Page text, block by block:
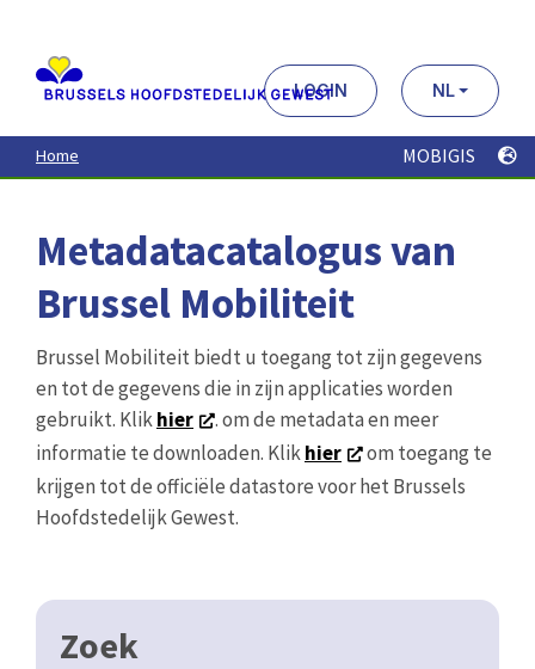
contenu
principal
LOGIN NL
Home MOBIGIS
Metadatacatalogus van
Brussel Mobiliteit
Brussel Mobiliteit biedt u toegang tot zijn gegevens
en tot de gegevens die in zijn applicaties worden
gebruikt. Klikhier
. om de metadata en meer
informatie te downloaden. Klikhier
om toegang te
krijgen tot de officiële datastore voor het Brussels
Hoofdstedelijk Gewest.
Zoek